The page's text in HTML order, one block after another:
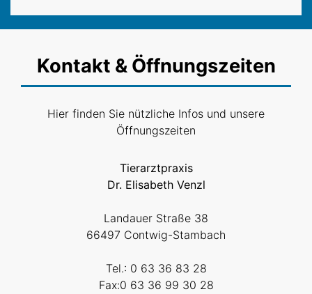
Kontakt & Öffnungszeiten
Hier finden Sie nützliche Infos und unsere
Öffnungszeiten
Tierarztpraxis
Dr. Elisabeth Venzl
Landauer Straße 38
66497 Contwig-Stambach
Tel.: 0 63 36 83 28
Fax:0 63 36 99 30 28